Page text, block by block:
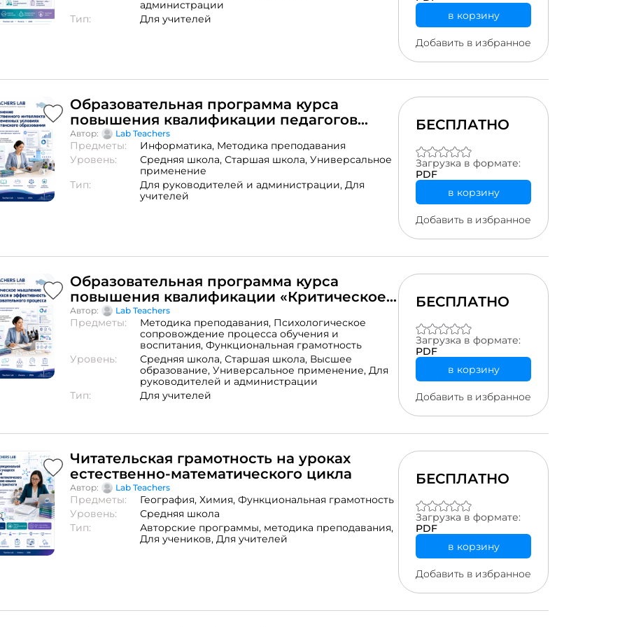
администрации
Тип:
Для учителей
в корзину
Добавить в избранное
Образовательная программа курса
повышения квалификации педагогов
«Применение искусственного интеллекта
в современных условиях казахстанского
образования»
Автор: Lab Teachers
Предметы: Информатика, Методика преподавания
Уровень:
Средняя школа, Старшая школа, Универсальное
применение
Тип:
Для руководителей и администрации, Для
учителей
БЕСПЛАТНО
Загрузка в формате:
PDF
в корзину
Добавить в избранное
Образовательная программа курса
повышения квалификации «Критическое
мышление учащихся и эффективность
образовательного процесса»
Автор: Lab Teachers
Предметы: Методика преподавания, Психологическое
сопровождение процесса обучения и
воспитания, Функциональная грамотность
Уровень:
Средняя школа, Старшая школа, Высшее
образование, Универсальное применение, Для
руководителей и администрации
Тип:
Для учителей
БЕСПЛАТНО
Загрузка в формате:
PDF
в корзину
Добавить в избранное
Читательская грамотность на уроках
естественно-математического цикла
Автор: Lab Teachers
Предметы: География, Химия, Функциональная грамотность
Уровень:
Средняя школа
Тип:
Авторские программы, методика преподавания,
Для учеников, Для учителей
БЕСПЛАТНО
Загрузка в формате:
PDF
в корзину
Добавить в избранное